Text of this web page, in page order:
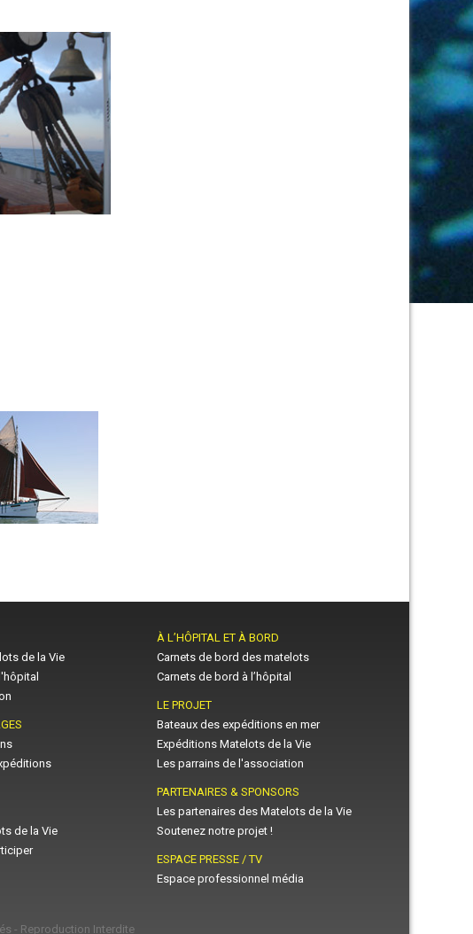
de la Vie
de la Vie
À L’HÔPITAL ET À BORD
Carnets de bord des matelots
Carnets de bord à l’hôpital
LE PROJET
Bateaux des expéditions en mer
Expéditions Matelots de la Vie
Les parrains de l'association
PARTENAIRES & SPONSORS
Les partenaires des Matelots de la Vie
Soutenez notre projet !
ESPACE PRESSE / TV
Espace professionnel média
- Reproduction Interdite